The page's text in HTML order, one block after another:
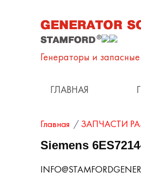
Генераторы и
ГЛАВНАЯ
Главная / ЗАПЧАСТИ
Siemens